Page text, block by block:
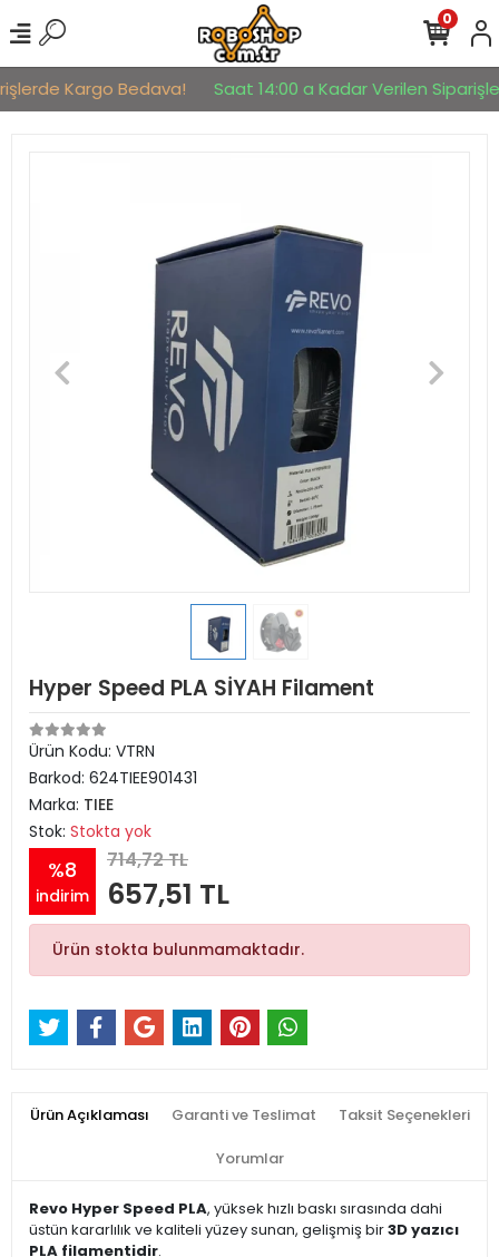
Kargo Bedava! Saat 14:00 a Kadar Verilen
0
Hyper Speed PLA SİYAH Filament
Ürün Kodu: VTRN
Barkod: 624TIEE901431
Marka: TIEE
Stok: Stokta yok
%8
indirim
714,72 TL
657,51 TL
Ürün stokta bulunmamaktadır.
Ürün Açıklaması Garanti ve Teslimat Taksit Seçenekleri
Yorumlar
Revo Hyper Speed PLA, yüksek hızlı baskı sırasında dahi
üstün kararlılık ve kaliteli yüzey sunan, gelişmiş bir3D yazıcı
PLA filamentidir.